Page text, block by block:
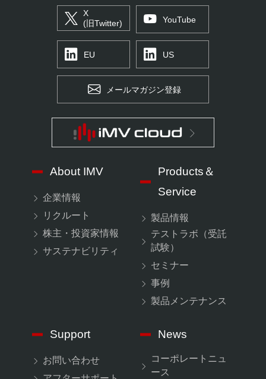
X
(旧Twitter)
YouTube
EU US
メールマガジン登録
About IMV
企業情報
リクルート
株主・投資家情報
サステナビリティ
Products＆
Service
製品情報
テストラボ（受託
試験）
セミナー
事例
製品メンテナンス
Support
お問い合わせ
News
コーポレートニュ
ース